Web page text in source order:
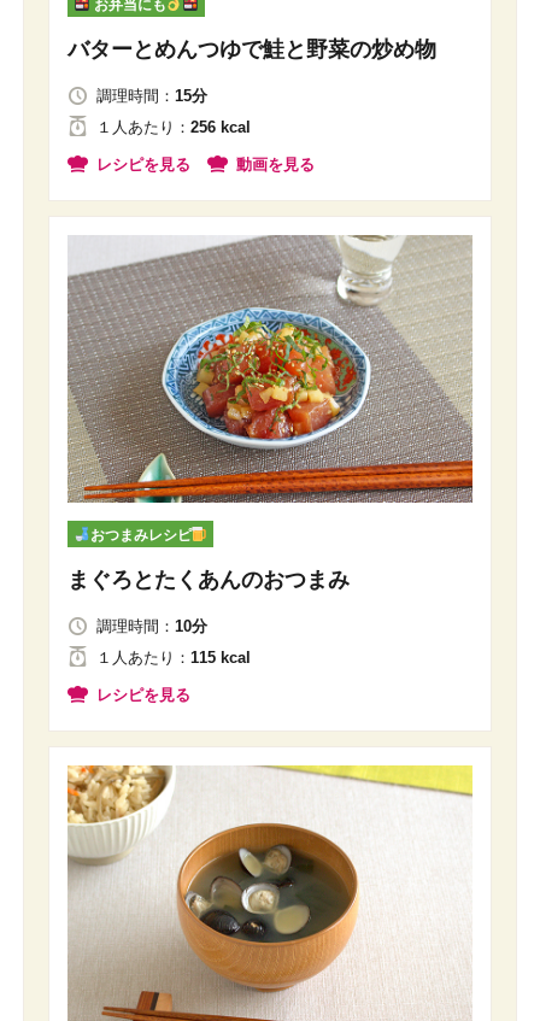
お弁当にも
バターとめんつゆで鮭と野菜の炒め物
調理時間： 15分
１人 あたり ： 256 kcal
レシピを見る 動画を見る
おつまみレシピ
まぐろとたくあんのおつまみ
調理時間： 10分
１人 あたり ： 115 kcal
レシピを見る